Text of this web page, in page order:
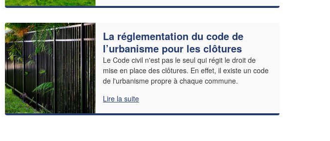
La réglementation du code de
l’urbanisme pour les clôtures
Le Code civil n'est pas le seul qui régit le droit de
mise en place des clôtures. En effet, il existe un code
de l'urbanisme propre à chaque commune.
Lire la suite